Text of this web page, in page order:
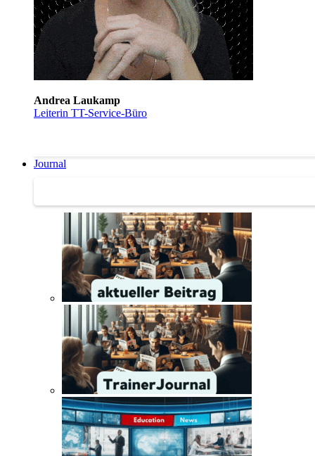
Andrea Laukamp
Leiterin TT-Service-Büro
Journal